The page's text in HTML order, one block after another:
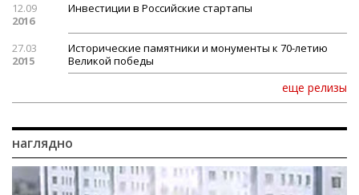
12.09
2016
Инвестиции в Российские стартапы
27.03
2015
Исторические памятники и монументы к 70-летию
Великой победы
еще релизы
наглядно